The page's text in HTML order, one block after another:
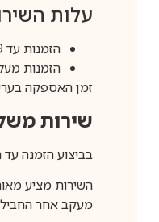
עלות
הזמנות עד 399 ש״ח עלות 20 שקלים
הזמנות מעל 400 ש"ח : 15
זמן האספקה בערים
שירות
בביצוע הזמנה עד השעה 10:00 בימים א-ה. לא כולל שישי-
השירות מציע
מעקב אחר